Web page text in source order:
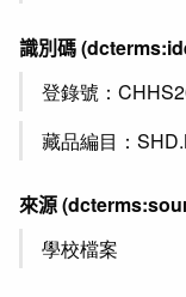
識別碼
登錄號：
藏品編目：
來源
學校檔案